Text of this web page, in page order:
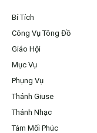
Bí Tích
Công Vụ Tông Đồ
Giáo Hội
Mục Vụ
Phụng Vụ
Thánh Giuse
Thánh Nhạc
Tám Mối Phúc